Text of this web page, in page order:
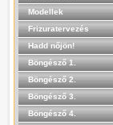
Modellek
Frizuratervezés
Hadd nőjön!
Böngésző 1.
Böngésző 2.
Böngésző 3.
Böngésző 4.